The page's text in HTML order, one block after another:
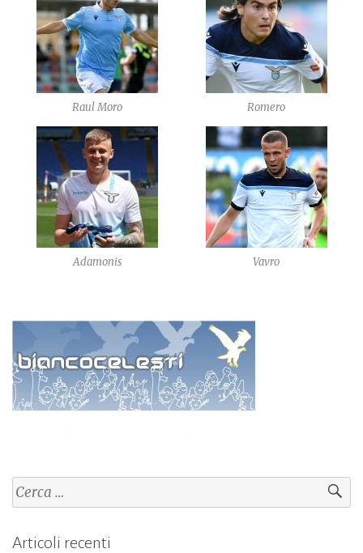
Raul Moro Romero
Adamonis Vavro
Ricerca
per:
Articoli recenti